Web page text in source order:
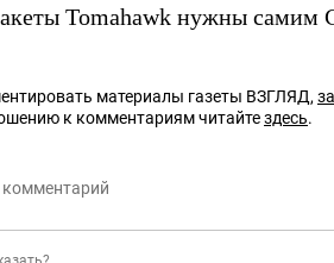
Tomahawk нужны
материалы газеты ВЗГЛЯД,
к комментариям читайтездесь.
комментарий